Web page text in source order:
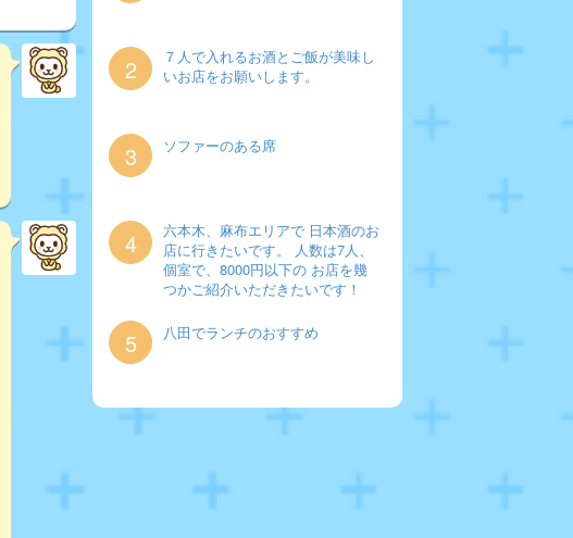
2
７人で入れるお酒とご飯が美味し
いお店をお願いします。
3 ソファーのある席
4
六本木、麻布エリアで 日本酒のお
店に行きたいです。 人数は7人、
個室で、8000円以下の お店を幾
つかご紹介いただきたいです！
5 八田でランチのおすすめ